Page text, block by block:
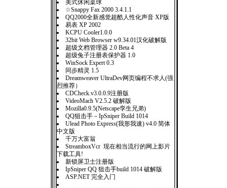
美式休闲桌球
☆Snappy Fax 2000 3.4.1.1
QQ2000全新感觉超酷人性化声音 XP版
易表 XP 2002
KCPU Cooler1.0.0
32bit Web Browser w9.34.01汉化破解版
超级文档管理器 2.0 Beta 4
超级兔子注册表保护器 1.0
WinSock Expert 0.3
同步精灵 1.5
Dreamweaver UltraDev网页编程不求人(强
烈推荐）
CDCheck.v3.0.0.9注册版
VideoMach V2.5.2 破解版
Mozilla0.9.5(Netscape孪生兄弟)
QQ狙击手－IpSniper Build 1014
Ulead Photo Express(我形我速) v4.0 简体
中文版
千万大富翁
StreamboxVcr 现在相当流行的网上影片
下载工具!
新锁屏卫士注册版
IpSniper QQ 狙击手build 1014 破解版
ASP.NET 完全入门